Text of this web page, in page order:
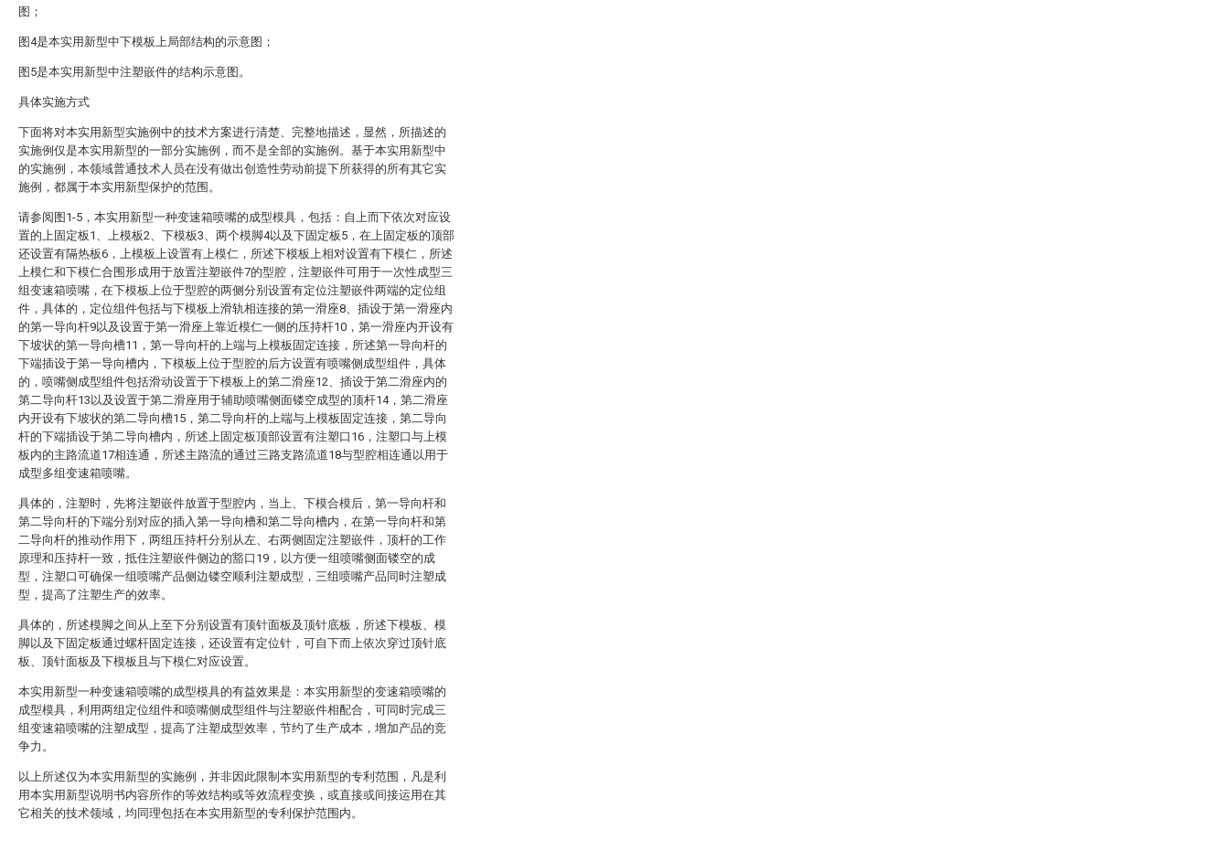
图；
图4是本实用新型中下模板上局部结构的示意图；
图5是本实用新型中注塑嵌件的结构示意图。
具体实施方式
下面将对本实用新型实施例中的技术方案进行清楚、完整地描述，显然，所描述的
实施例仅是本实用新型的一部分实施例，而不是全部的实施例。基于本实用新型中
的实施例，本领域普通技术人员在没有做出创造性劳动前提下所获得的所有其它实
施例，都属于本实用新型保护的范围。
请参阅图1-5，本实用新型一种变速箱喷嘴的成型模具，包括：自上而下依次对应设
置的上固定板1、上模板2、下模板3、两个模脚4以及下固定板5，在上固定板的顶部
还设置有隔热板6，上模板上设置有上模仁，所述下模板上相对设置有下模仁，所述
上模仁和下模仁合围形成用于放置注塑嵌件7的型腔，注塑嵌件可用于一次性成型三
组变速箱喷嘴，在下模板上位于型腔的两侧分别设置有定位注塑嵌件两端的定位组
件，具体的，定位组件包括与下模板上滑轨相连接的第一滑座8、插设于第一滑座内
的第一导向杆9以及设置于第一滑座上靠近模仁一侧的压持杆10，第一滑座内开设有
下坡状的第一导向槽11，第一导向杆的上端与上模板固定连接，所述第一导向杆的
下端插设于第一导向槽内，下模板上位于型腔的后方设置有喷嘴侧成型组件，具体
的，喷嘴侧成型组件包括滑动设置于下模板上的第二滑座12、插设于第二滑座内的
第二导向杆13以及设置于第二滑座用于辅助喷嘴侧面镂空成型的顶杆14，第二滑座
内开设有下坡状的第二导向槽15，第二导向杆的上端与上模板固定连接，第二导向
杆的下端插设于第二导向槽内，所述上固定板顶部设置有注塑口16，注塑口与上模
板内的主路流道17相连通，所述主路流的通过三路支路流道18与型腔相连通以用于
成型多组变速箱喷嘴。
具体的，注塑时，先将注塑嵌件放置于型腔内，当上、下模合模后，第一导向杆和
第二导向杆的下端分别对应的插入第一导向槽和第二导向槽内，在第一导向杆和第
二导向杆的推动作用下，两组压持杆分别从左、右两侧固定注塑嵌件，顶杆的工作
原理和压持杆一致，抵住注塑嵌件侧边的豁口19，以方便一组喷嘴侧面镂空的成
型，注塑口可确保一组喷嘴产品侧边镂空顺利注塑成型，三组喷嘴产品同时注塑成
型，提高了注塑生产的效率。
具体的，所述模脚之间从上至下分别设置有顶针面板及顶针底板，所述下模板、模
脚以及下固定板通过螺杆固定连接，还设置有定位针，可自下而上依次穿过顶针底
板、顶针面板及下模板且与下模仁对应设置。
本实用新型一种变速箱喷嘴的成型模具的有益效果是：本实用新型的变速箱喷嘴的
成型模具，利用两组定位组件和喷嘴侧成型组件与注塑嵌件相配合，可同时完成三
组变速箱喷嘴的注塑成型，提高了注塑成型效率，节约了生产成本，增加产品的竞
争力。
以上所述仅为本实用新型的实施例，并非因此限制本实用新型的专利范围，凡是利
用本实用新型说明书内容所作的等效结构或等效流程变换，或直接或间接运用在其
它相关的技术领域，均同理包括在本实用新型的专利保护范围内。